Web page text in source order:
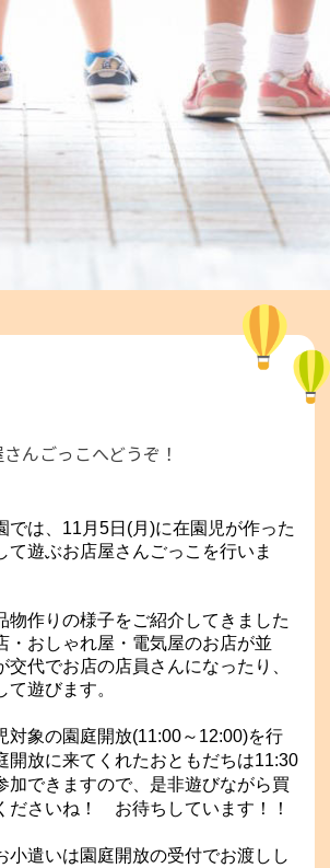
んごっこへどうぞ！
では、11月5日(月)に在園児が作った
て遊ぶお店屋さんごっこを行いま
物作りの様子をご紹介してきました
・おしゃれ屋・電気屋のお店が並
交代でお店の店員さんになったり、
て遊びます。
対象の園庭開放(11:00～12:00)を行
開放に来てくれたおともだちは11:30
加できますので、是非遊びながら買
ださいね！ お待ちしています！！
小遣いは園庭開放の受付でお渡しし